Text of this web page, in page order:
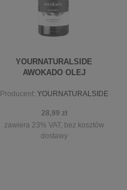
YOURNATURALSIDE
AWOKADO OLEJ
Producent: YOURNATURALSIDE
28,99 zł
zawiera 23% VAT, bez kosztów
dostawy